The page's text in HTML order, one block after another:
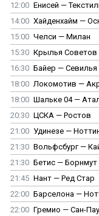
12:00 Енисей —
14:00 Хайденхайм —
15:00 Челси — Милан
15:30 Крылья Советов
16:30 Байер — Севилья
18:00 Локомотив —
18:00 Шальке 04 —
20:30 ЦСКА — Ростов
21:00 Удинезе —
21:30 Вольфсбург —
21:30 Бетис — Борнмут
21:45 Нант — Ред Стар
22:00 Барселона —
22:00 Гремио — Сан-